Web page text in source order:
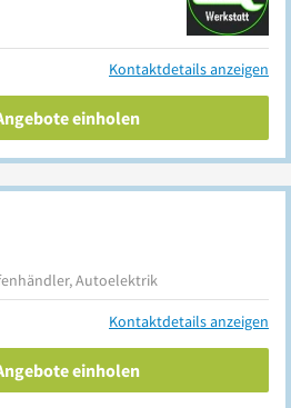
Kontaktdetails anzeigen
einholen
Autoelektrik
Kontaktdetails anzeigen
einholen